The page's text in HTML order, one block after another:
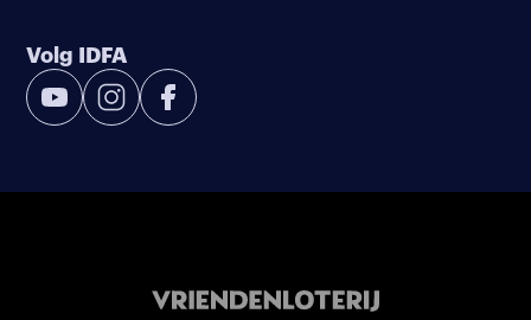
Volg IDFA